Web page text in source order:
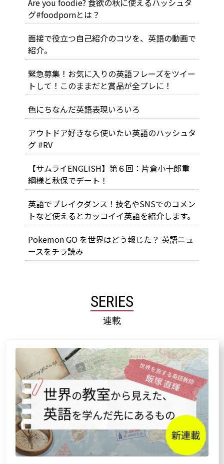
Are you foodie? 食欲の秋に使えるハッシュタ
グ#foodpornとは？
面接で役立つ自己紹介のコツを、英語の動画で
紹介。
緊急募集！お気に入りの英語フレーズをツイー
トして！このままだと賞品が全プレに！
色にちなんだ英語表現いろいろ
アウトドア好きなら使いたい英語のハッシュタ
グ #RV
【サムライENGLISH】第６回：片倉小十郎重
綱様と秋保でデート！
英語でブレイクダンス！技名やSNSでのコメン
トなど使えるとカッコイイ英語を紹介します。
Pokemon GO を世界はどう報じた？ 英語ニュ
ースをチラ読み
SERIES
連載